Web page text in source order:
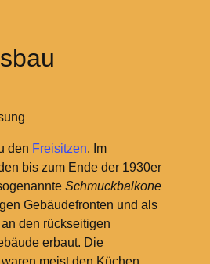
den Freisitzen. Im
bis zum Ende der 1930er
Schmuckbalkone
Gebäudefronten und als
den rückseitigen
erbaut. Die